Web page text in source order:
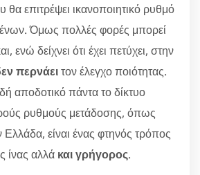
θα επιτρέψει ικανοποιητικό ρυθμό
Όμως πολλές φορές μπορεί
ενώ δείχνει ότι έχει πετύχει, στην
περνάειτον έλεγχο ποιότητας.
αποδοτικό πάντα το δίκτυο
ρυθμούς μετάδοσης, όπως
είναι ένας φτηνός τρόπος
ίνας αλλά και γρήγορος.